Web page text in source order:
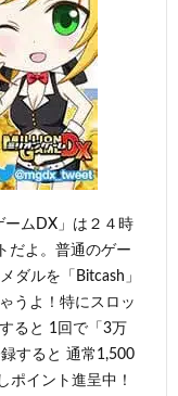
ームDX」は２４時
だよ。普通のゲー
ダルを「Bitcash」
うよ！特にスロッ
ると 1回で「3万
すると 通常1,500
ポイント進呈中！